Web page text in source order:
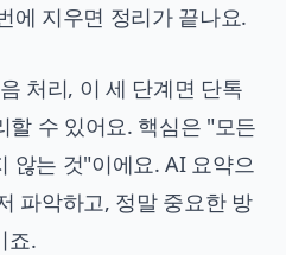
에 지우면 정리가 끝나요.
처리, 이 세 단계면 단톡
할 수 있어요. 핵심은 "모든
않는 것"이에요. AI 요약으
파악하고, 정말 중요한 방
죠.